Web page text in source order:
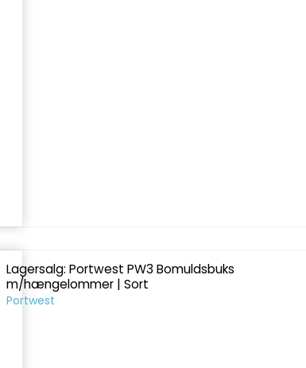
Lagersalg: Portwest PW3 Bomuldsbuks
m/hængelommer | Sort
Portwest